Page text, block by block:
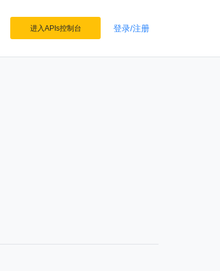
进入APIs控制台 登录/注册